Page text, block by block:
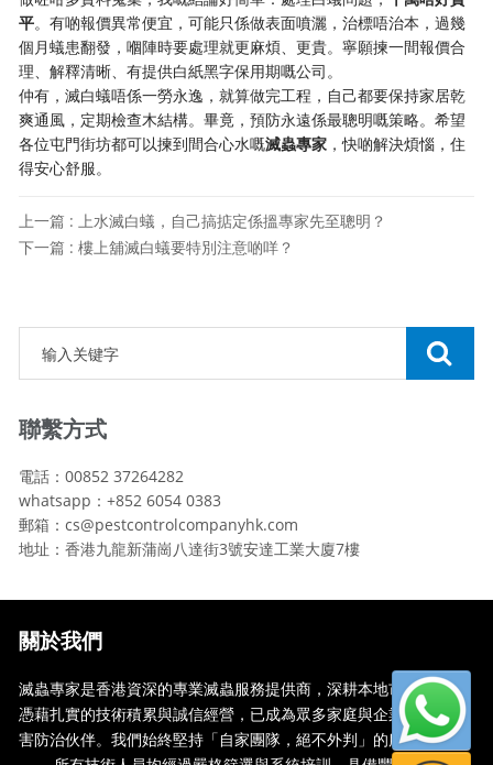
平。有啲報價異常便宜，可能只係做表面噴灑，治標唔治本，過幾
個月蟻患翻發，嗰陣時要處理就更麻煩、更貴。寧願揀一間報價合
理、解釋清晰、有提供白紙黑字保用期嘅公司。
仲有，滅白蟻唔係一勞永逸，就算做完工程，自己都要保持家居乾
爽通風，定期檢查木結構。畢竟，預防永遠係最聰明嘅策略。希望
各位屯門街坊都可以揀到間合心水嘅滅蟲專家 ，快啲解決煩惱，住
得安心舒服。
上一篇 : 上水滅白蟻，自己搞掂定係搵專家先至聰明？
下一篇 : 樓上舖滅白蟻要特別注意啲咩？
聯繫方式
電話：00852 37264282
whatsapp：+852 6054 0383
郵箱：cs@pestcontrolcompanyhk.com
地址：香港九龍新蒲崗八達街3號安達工業大廈7樓
關於我們
滅蟲專家是香港資深的專業滅蟲服務提供商，深耕本地市場多年，
憑藉扎實的技術積累與誠信經營，已成為眾多家庭與企業信賴的蟲
害防治伙伴。我們始終堅持「自家團隊，絕不外判」的服務承諾